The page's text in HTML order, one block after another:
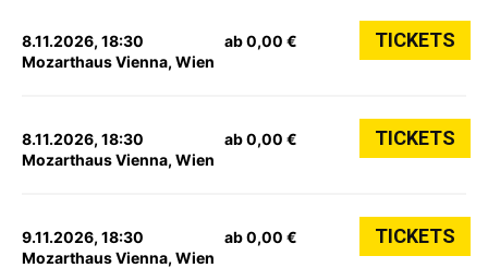
8.11.2026, 18:30
Mozarthaus Vienna, Wien
ab 0,00 € TICKETS
8.11.2026, 18:30
Mozarthaus Vienna, Wien
ab 0,00 € TICKETS
9.11.2026, 18:30
Mozarthaus Vienna, Wien
ab 0,00 € TICKETS